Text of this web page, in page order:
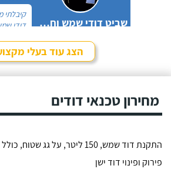
ומסודר
שביט דודי שמש וחשמל בע"מ
דודי
אותם
לי
חייג עכשיו
הצג עוד בעלי
מחירון טכנאי דודים
התקנת דוד שמש, 150 ליטר, על גג שטוח, כולל
פירוק ופינוי דוד ישן